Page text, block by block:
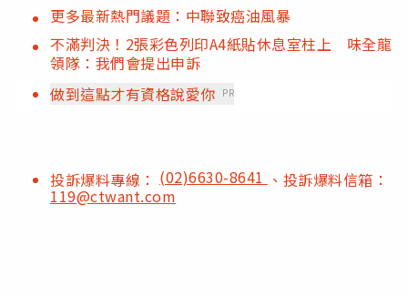
更多最新熱門議題：中聯致癌油風暴
不滿判決！2張彩色列印A4紙貼休息室柱上 味全龍
領隊：我們會提出申訴
做到這點才有資格說愛你 PR
投訴爆料專線： (02)6630-8641 、投訴爆料信箱：
119@ctwant.com